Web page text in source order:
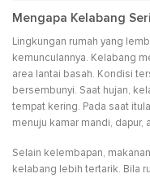
Mengapa Kelabang
Lingkungan rumah yang
kemunculannya. Kelabang
area lantai basah. Kondisi
bersembunyi. Saat hujan,
tempat kering. Pada saat
menuju kamar mandi, dapur,
Selain kelembapan,
kelabang lebih tertarik. Bila